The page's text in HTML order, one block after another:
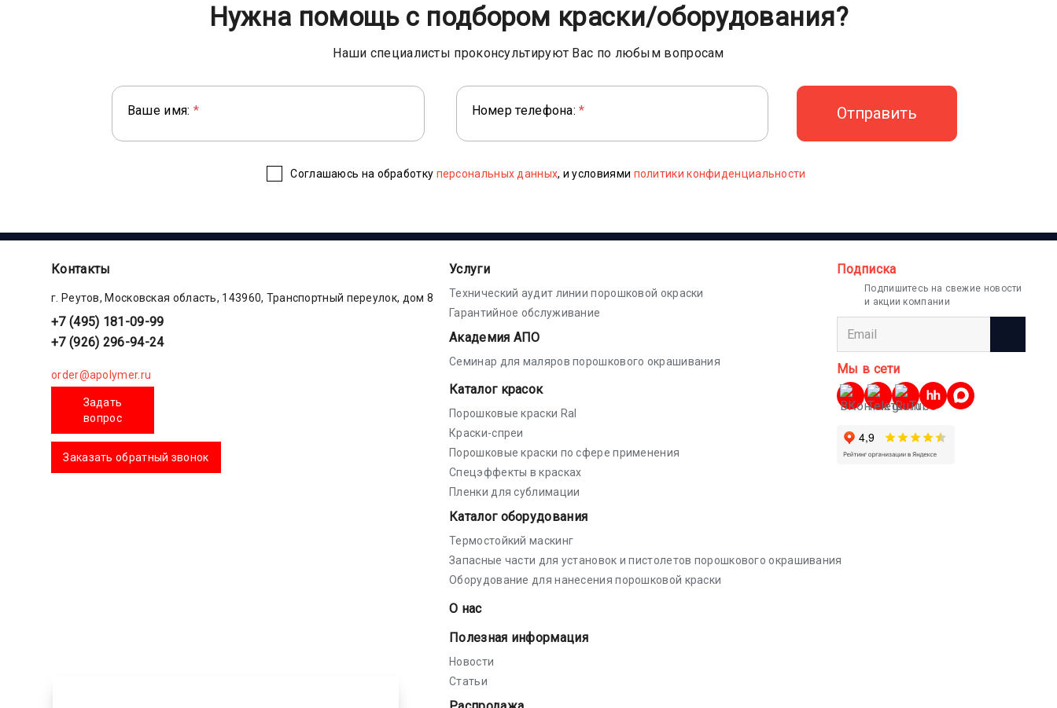
Нужна помощь с подбором краски/оборудования?
Наши специалисты проконсультируют Вас по любым вопросам
Ваше имя: * Номер телефона:*
Соглашаюсь на обработку персональных данных, и условиями политики конфиденциальности
Контакты
г. Реутов, Московская область, 143960, Транспортный переулок, дом 8
+7 (495) 181-09-99
+7 (926) 296-94-24
order@apolymer.ru
Задать
вопрос
Заказать обратный звонок
Подписка
Подпишитесь на свежие новости
и акции компании
Мы в сети
Услуги
Технический аудит линии порошковой окраски
Гарантийное обслуживание
Академия АПО
Семинар для маляров порошкового окрашивания
Каталог красок
Порошковые краски Ral
Краски-спреи
Порошковые краски по сфере применения
Спецэффекты в красках
Пленки для сублимации
Каталог оборудования
Термостойкий маскинг
Запасные части для установок и пистолетов порошкового окрашивания
Оборудование для нанесения порошковой краски
О нас
Полезная информация
Новости
Статьи